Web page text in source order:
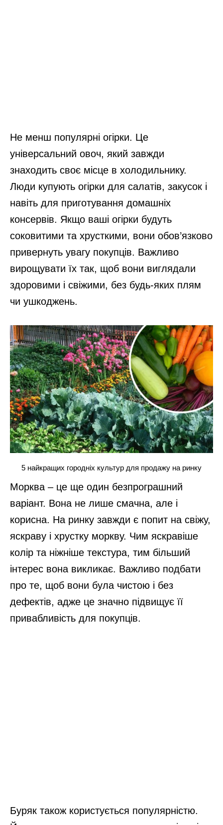
Не менш популярні огірки. Це
універсальний овоч, який завжди
знаходить своє місце в холодильнику.
Люди купують огірки для салатів, закусок і
навіть для приготування домашніх
консервів. Якщо ваші огірки будуть
соковитими та хрусткими, вони обов’язково
привернуть увагу покупців. Важливо
вирощувати їх так, щоб вони виглядали
здоровими і свіжими, без будь-яких плям
чи ушкоджень.
5 найкращих городніх культур для продажу на ринку
Морква – це ще один безпрограшний
варіант. Вона не лише смачна, але і
корисна. На ринку завжди є попит на свіжу,
яскраву і хрустку моркву. Чим яскравіше
колір та ніжніше текстура, тим більший
інтерес вона викликає. Важливо подбати
про те, щоб вони була чистою і без
дефектів, адже це значно підвищує її
привабливість для покупців.
Буряк також користується популярністю.